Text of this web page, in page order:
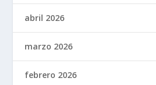
abril 2026
marzo 2026
febrero 2026